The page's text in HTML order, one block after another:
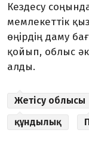
Кездесу
мемлекеттік
өңірдің даму
қойып, облыс
алды.
Жетісу облысы
құндылық